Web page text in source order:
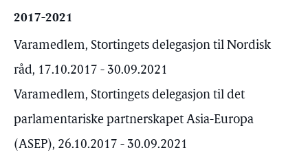
2017-2021
Varamedlem, Stortingets delegasjon til Nordisk
råd, 17.10.2017 - 30.09.2021
Varamedlem, Stortingets delegasjon til det
parlamentariske partnerskapet Asia-Europa
(ASEP), 26.10.2017 - 30.09.2021